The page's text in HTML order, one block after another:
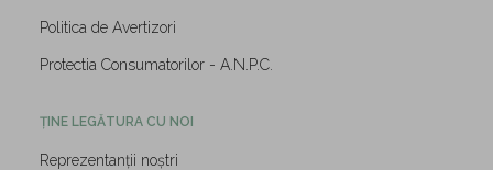
Politica de Avertizori
Protectia Consumatorilor - A.N.P.C.
ȚINE LEGĂTURA CU NOI
Reprezentanții noștri